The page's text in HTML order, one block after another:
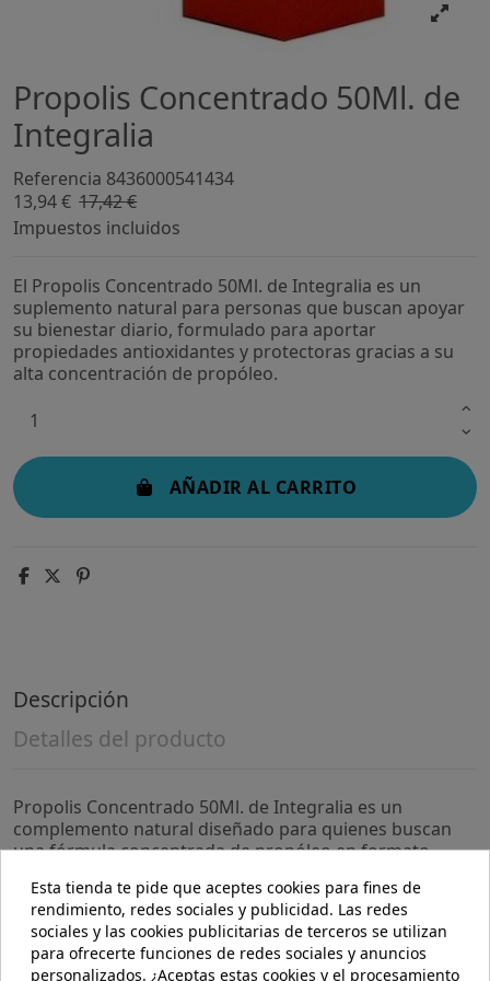
Propolis Concentrado 50Ml. de
Integralia
Referencia 8436000541434
13,94 € 17,42 €
Impuestos incluidos
El Propolis Concentrado 50Ml. de Integralia es un
suplemento natural para personas que buscan apoyar
su bienestar diario, formulado para aportar
propiedades antioxidantes y protectoras gracias a su
alta concentración de propóleo.
AÑADIR AL CARRITO
Descripción
Detalles del producto
Propolis Concentrado 50Ml. de Integralia es un
complemento natural diseñado para quienes buscan
una fórmula concentrada de propóleo en formato
incorporar ingredientes derivados de la apicultura en
su rutina diaria de bienestar.
- Contiene extracto concentrado de propóleo,
Esta tienda te pide que aceptes cookies para fines de
rendimiento, redes sociales y publicidad. Las redes
sociales y las cookies publicitarias de terceros se utilizan
para ofrecerte funciones de redes sociales y anuncios
personalizados. ¿Aceptas estas cookies y el procesamiento